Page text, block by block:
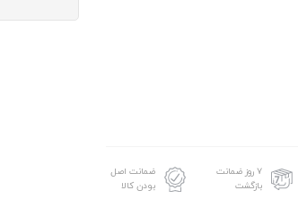
۷ روز ضمانت
بازگشت
ضمانت اصل
بودن کالا